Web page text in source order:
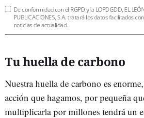
De conformidad con el RGPD y la LOPDGDD, EL
PUBLICACIONES, S.A. tratará los datos facilitados
noticias de actualidad.
Tu huella de carbono
Nuestra huella de carbono es
acción que hagamos, por pequeña
multiplicarla por millones tendrá un